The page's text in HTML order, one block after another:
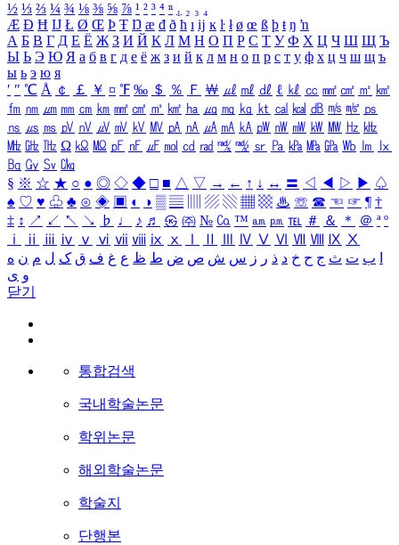
½ ⅓ ⅔ ¼ ¾ ⅛ ⅜ ⅝ ⅞ ¹ ² ³ ⁴ ⁿ ₁ ₂ ₃ ₄
Æ Ð Ħ Ĳ Ł Ø Œ Þ Ŧ Ŋ æ đ ð ħ ı ĳ ĸ ŀ ł ø œ ß þ ŧ ŋ ŉ
А Б В Г Д Е Ё Ж З И Й К Л М Н О П Р С Т У Ф Х Ц Ч Ш Щ Ъ
Ы Ь Э Ю Я а б в г д е ё ж з и й к л м н о п р с т у ф х ц ч ш щ ъ
ы ь э ю я
′ ″ ℃ Å ￠ ￡ ￥ ¤ ℉ ‰ ＄ ％ Ｆ ￦ ㎕ ㎖ ㎗ ℓ ㎘ ㏄ ㎣ ㎤ ㎥ ㎦
㎙ ㎚ ㎛ ㎜ ㎝ ㎞ ㎟ ㎠ ㎡ ㎢ ㏊ ㎍ ㎎ ㎏ ㏏ ㎈ ㎉ ㏈ ㎧ ㎨ ㎰
㎱ ㎲ ㎳ ㎴ ㎵ ㎶ ㎷ ㎸ ㎹ ㎀ ㎁ ㎂ ㎃ ㎄ ㎺ ㎻ ㎽ ㎾ ㎿ ㎐ ㎑
㎒ ㎓ ㎔ Ω ㏀ ㏁ ㎊ ㎋ ㎌ ㏖ ㏅ ㎭ ㎮ ㎯ ㏛ ㎩ ㎪ ㎫ ㎬ ㏝ ㏐
㏓
㏃ ㏉ ㏜ ㏆
§ ※ ☆ ★ ○ ● ◎ ◇ ◆ □ ■ △ ▽ → ← ↑ ↓ ↔ 〓 ◁ ◀ ▷ ▶ ♤
♠ ♡ ♥ ♧ ♣ ⊙ ◈ ▣ ◐ ◑ ▒ ▤ ▨ ▧ ▦ ▩ ♨ ☏ ☎ ☜ ☞ ¶ †
‡ ↕ ↗ ↙ ↖ ↘ ♭ ♩ ♪ ♬ ㉿ ㈜ № ㏇ ™ ㏂ ㏘ ℡ ＃ ＆ ＊ ＠ ª º
ⅰ
ⅱ ⅲ ⅳ ⅴ ⅵ ⅶ ⅷ ⅸ ⅹ Ⅳ Ⅴ Ⅵ Ⅶ Ⅷ Ⅸ Ⅹ
ب ت ث ج ح خ د ذ ر ز س ش ص ض ط ظ ع غ ف ق ک ل م ن ه
و ی
닫기
통합검색
국내학술논문
학위논문
해외학술논문
학술지
단행본